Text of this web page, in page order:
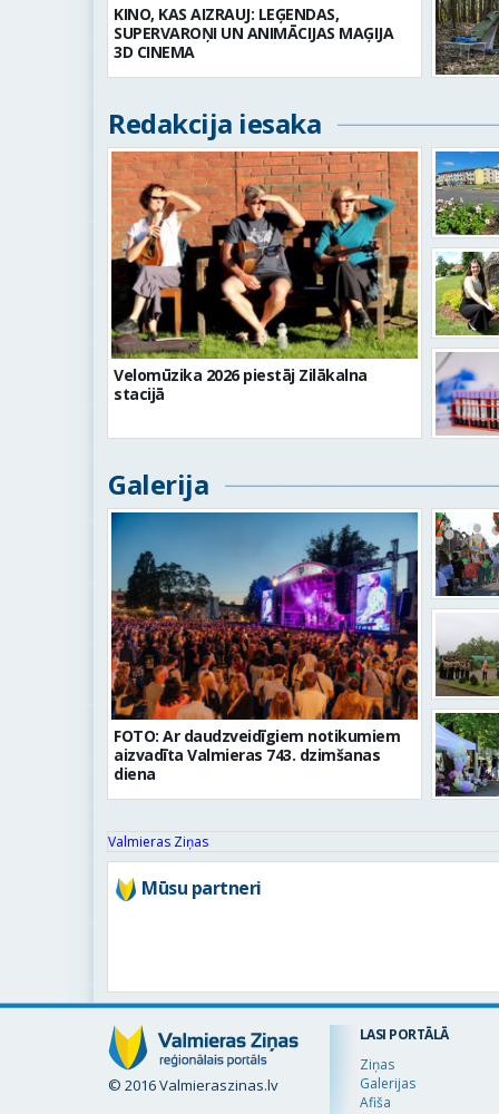
KINO, KAS AIZRAUJ: LEĢENDAS,
SUPERVAROŅI UN ANIMĀCIJAS MAĢIJA
3D CINEMA
Redakcija iesaka
Velomūzika 2026 piestāj Zilākalna
stacijā
Galerija
FOTO: Ar daudzveidīgiem notikumiem
aizvadīta Valmieras 743. dzimšanas
diena
Valmieras Ziņas
Mūsu partneri
© 2016 Valmieraszinas.lv
LASI PORTĀLĀ
Ziņas
Galerijas
Afiša